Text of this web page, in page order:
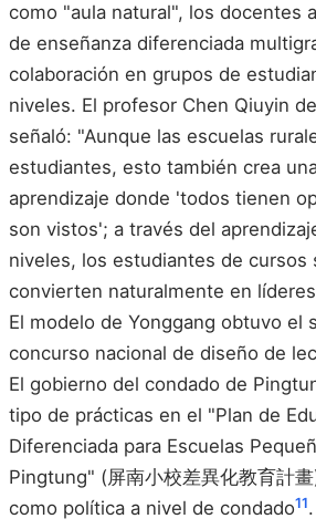
como "aula natural", los docentes
de enseñanza diferenciada
colaboración en grupos de
niveles. El profesor Chen Qiuyin
señaló: "Aunque las escuelas
estudiantes, esto también crea
aprendizaje donde 'todos tienen
son vistos'; a través del
niveles, los estudiantes de cursos
convierten naturalmente en
El modelo de Yonggang obtuvo el
concurso nacional de diseño de
El gobierno del condado de
tipo de prácticas en el "Plan de
Diferenciada para Escuelas
Pingtung" (屏南小校差異化教育計
como política a nivel de condado11.